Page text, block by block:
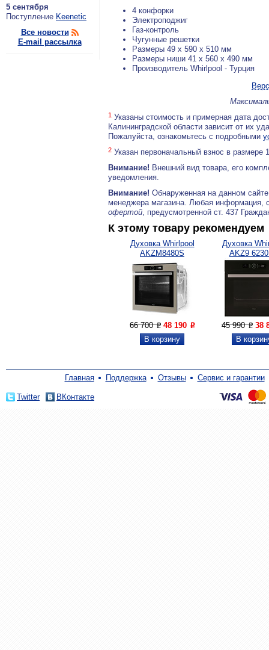
5 сентября
По­ступ­ле­ние Keenetic
Все новости
E-mail рассылка
4 конфорки
Электроподжиг
Газ-контроль
Чугунные решетки
Размеры 49 x 590 x 510 мм
Размеры ниши 41 x 560 x 490 мм
Производитель Whirlpool - Турция
1 Указаны стоимость и примерная дата
Калининградской области зависит от их
Пожалуйста, ознакомьтесь с подробными
2 Указан первоначальный взнос в
Внимание! Внешний вид товара, его
уведомления.
Внимание! Обнаруженная на данном
менеджера магазина. Любая информация,
офертой, предусмотренной ст. 437
К этому товару рекомендуем
Духовка Whirlpool
AKZM8480S
66 700P 48 190 P
Духовка
AKZ9
45 990P 38
Главная Поддержка Отзывы Сервис и гарантии
Twitter ВКонтакте